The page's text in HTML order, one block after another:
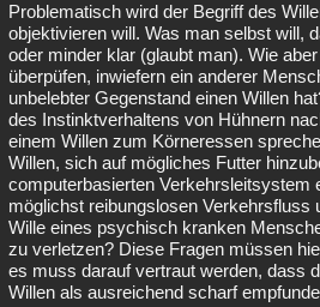
Problematisch wird der Begriff des
objektivieren will. Was man selbst will,
oder minder klar (glaubt man). Wie
überpüfen, inwiefern ein anderer
unbelebter Gegenstand einen Willen
des Instinktverhaltens von Hühnern
einem Willen zum Körneressen
Willen, sich auf mögliches Futter
computerbasierten Verkehrsleitsystem
möglichst reibungslosen Verkehrsfluss
Wille eines psychisch kranken
zu verletzen? Diese Fragen müssen
es muss darauf vertraut werden, dass
Willen als ausreichend scharf